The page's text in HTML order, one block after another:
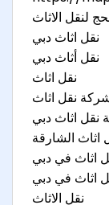
لنقل الاثاث
نقل اثاث دبي
نقل أثاث دبي
نقل اثاث
نقل اثاث
نقل اثاث دبي
اثاث الشارقة
اثاث في دبي
اثاث في دبي
نقل الاثاث